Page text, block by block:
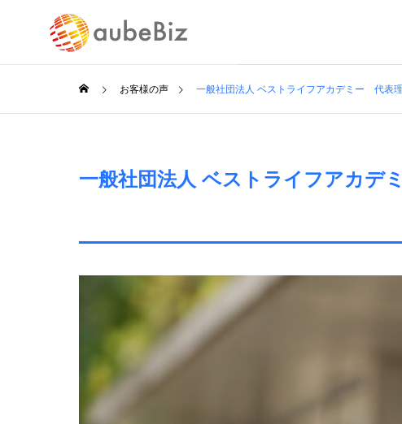
事業案内
お客様の声 一般社団法人 ベストライフアカデミー 代表
一般社団法人 ベストライフアカ